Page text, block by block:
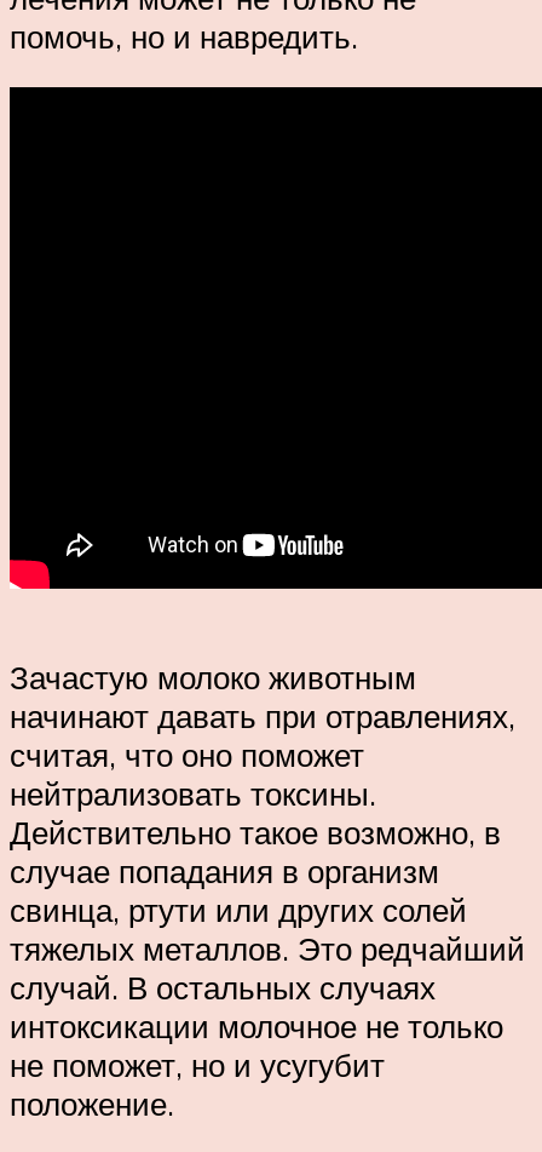
помочь, но и навредить.
Зачастую молоко животным
начинают давать при отравлениях,
считая, что оно поможет
нейтрализовать токсины.
Действительно такое возможно, в
случае попадания в организм
свинца, ртути или других солей
тяжелых металлов. Это редчайший
случай. В остальных случаях
интоксикации молочное не только
не поможет, но и усугубит
положение.